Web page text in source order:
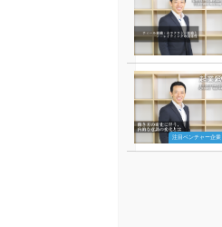
注目ベンチャー企業